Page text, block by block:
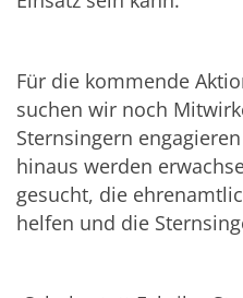
Für die kommende
suchen wir noch
Sternsingern
hinaus werden
gesucht, die
helfen und die